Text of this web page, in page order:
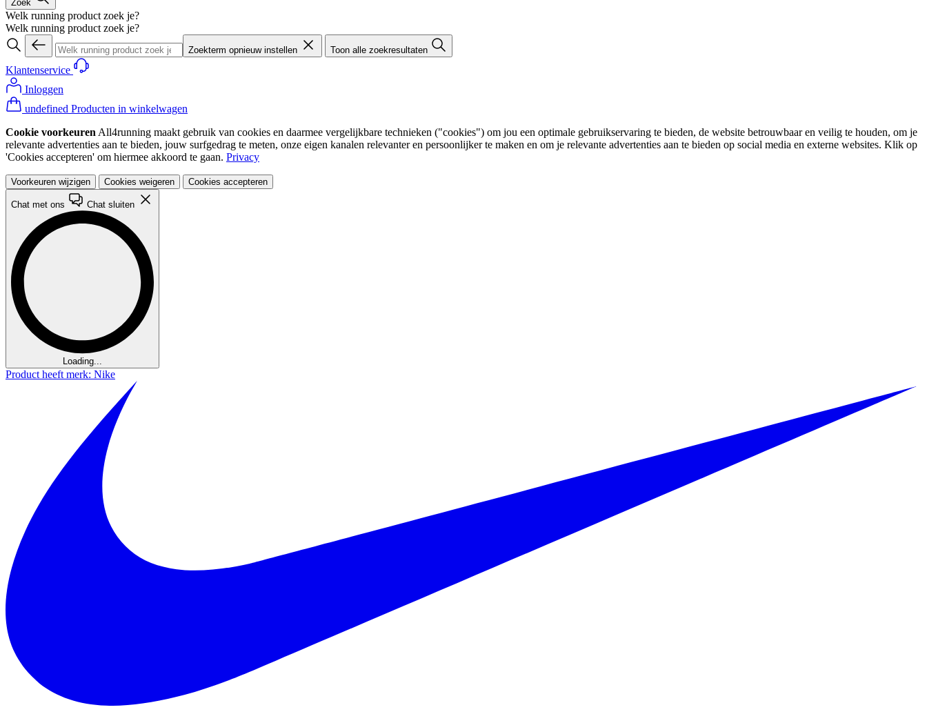
Zoek
Welk running product zoek je?
Welk running product zoek je?
Zoekterm opnieuw instellen Toon alle zoekresultaten
Klantenservice
Inloggen
undefined Producten in winkelwagen
Cookie voorkeuren All4running maakt gebruik van cookies en daarmee vergelijkbare technieken ("cookies") om jou een optimale gebruikservaring te bieden, de website betrouwbaar en veilig te houden, om je
relevante advertenties aan te bieden, jouw surfgedrag te meten, onze eigen kanalen relevanter en persoonlijker te maken en om je relevante advertenties aan te bieden op social media en externe websites. Klik op
'Cookies accepteren' om hiermee akkoord te gaan. Privacy
Voorkeuren wijzigen Cookies weigeren Cookies accepteren
Chat met ons Chat sluiten
Loading...
Product heeft merk: Nike